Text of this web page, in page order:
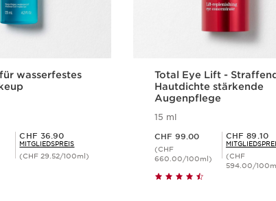
Die
1 item
Was macht es so
Extremes Volumen
Lifting-Effekt für den
wasserfestes
Mitgliederpreis CHF 36.90
CHF 36.90
MITGLIEDSPREIS
(CHF 29.52/100ml)
Total Eye Lift -
Hautdichte stärkende
Augenpflege
15 ml
CHF 99.00
(CHF
660.00/100ml)
Mitgliederpreis CHF 89.10
CHF 89.10
(CHF
594.00/
Schnellansicht